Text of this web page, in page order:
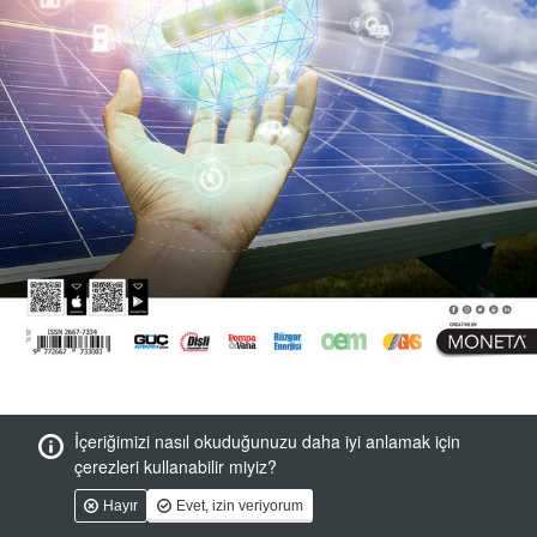
İçeriğimizi nasıl okuduğunuzu daha iyi anlamak için
çerezleri kullanabilir miyiz?
Hayır Evet, izin veriyorum